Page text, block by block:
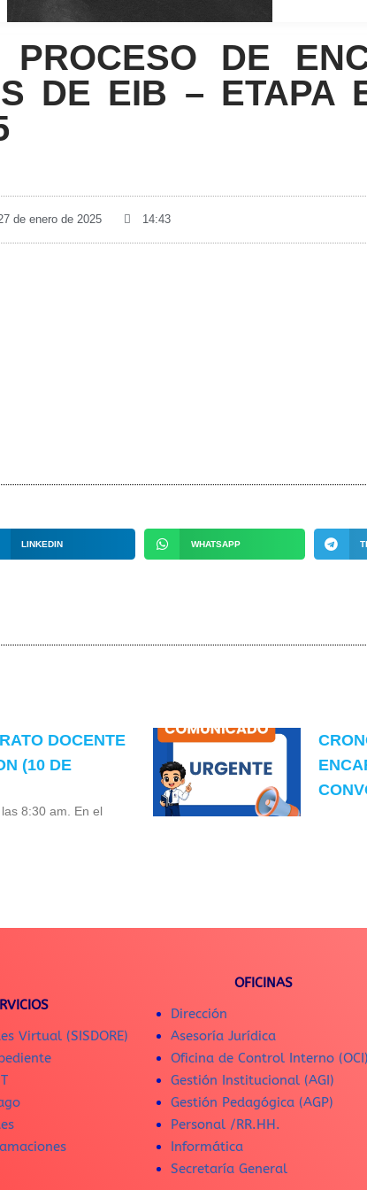
PROCESO DE
DE EIB – ETAPA
de enero de 2025 14:43
LINKEDIN WHATSAPP
DOCENTE
(10 DE
8:30 am. En el
Virtual (SISDORE)
OFICINAS
Dirección
Asesoría Jurídica
Oficina de Control Interno (OCI)
Gestión Institucional (AGI)
Gestión Pedagógica (AGP)
Personal /RR.HH.
Informática
Secretaría General